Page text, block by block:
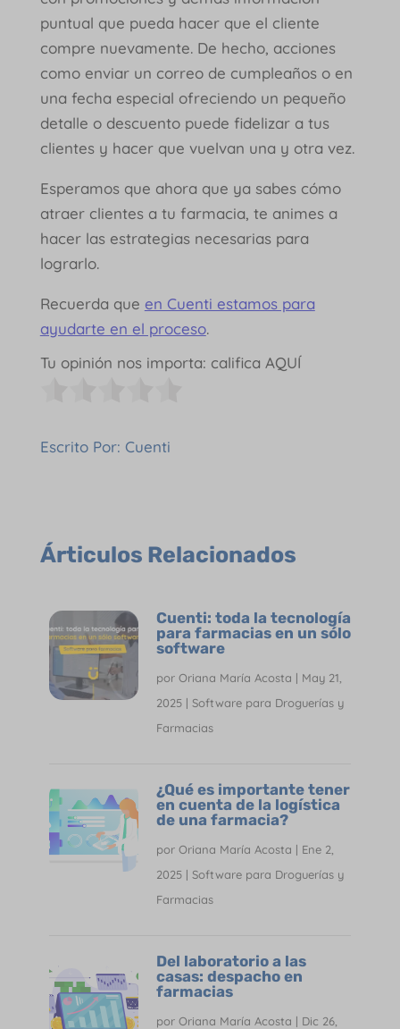
puntual que pueda hacer que el cliente
compre nuevamente. De hecho, acciones
como enviar un correo de cumpleaños o en
una fecha especial ofreciendo un pequeño
detalle o descuento puede fidelizar a tus
clientes y hacer que vuelvan una y otra vez.
Esperamos que ahora que ya sabes cómo
atraer clientes a tu farmacia, te animes a
hacer las estrategias necesarias para
lograrlo.
Recuerda que en Cuenti estamos para
ayudarte en el proceso.
Tu opinión nos importa: califica AQUÍ
Escrito Por: Cuenti
Árticulos Relacionados
Cuenti: toda la tecnología
para farmacias en un sólo
software
por Oriana María Acosta | May 21,
2025| Software para Droguerías y
Farmacias
¿Qué es importante tener
en cuenta de la logística
de una farmacia?
por Oriana María Acosta | Ene 2,
2025| Software para Droguerías y
Farmacias
Del laboratorio a las
casas: despacho en
farmacias
por Oriana María Acosta | Dic 26,